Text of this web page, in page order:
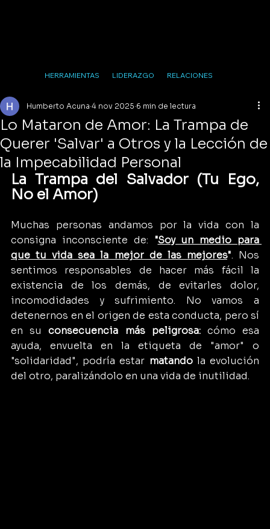
HERRAMIENTAS LIDERAZGO RELACIONES
Lo Mataron de Amor: La Trampa de
Querer 'Salvar' a Otros y la Lección de
la Impecabilidad Personal
Humberto Acuna 4 nov 2025 6 min de lectura
La Trampa del Salvador (Tu Ego,
No el Amor)
Muchas personas andamos por la vida con la
consigna inconsciente de: "Soy un medio para
que tu vida sea la mejor de las mejores". Nos
sentimos responsables de hacer más fácil la
existencia de los demás, de evitarles dolor,
incomodidades y sufrimiento. No vamos a
detenernos en el origen de esta conducta, pero sí
en su consecuencia más peligrosa: cómo esa
ayuda, envuelta en la etiqueta de "amor" o
"solidaridad", podría estar matando la evolución
del otro, paralizándolo en una vida de inutilidad.